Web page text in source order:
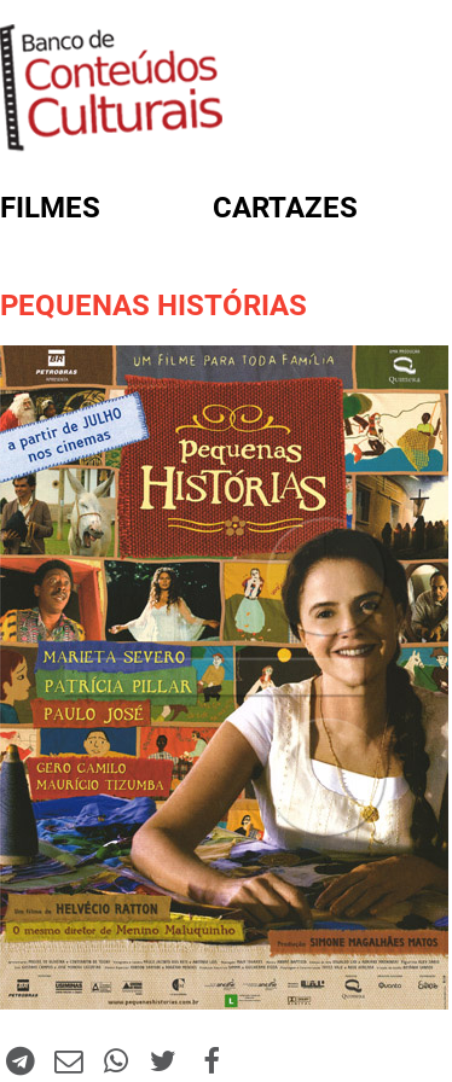
FILMES CARTAZES
PEQUENAS HISTÓRIAS
FORMULÁRIO DE BUSCA